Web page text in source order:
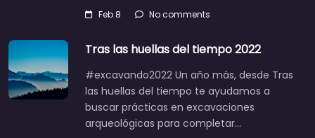
Feb 8 No comments
Tras las huellas del tiempo 2022
#excavando2022 Un año más, desde Tras
las huellas del tiempo te ayudamos a
buscar prácticas en excavaciones
arqueológicas para completar…